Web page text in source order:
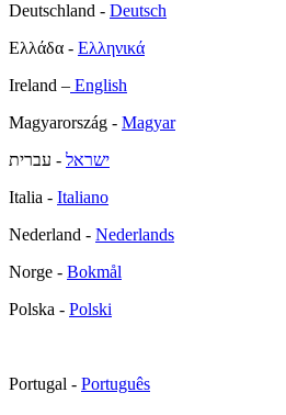
Deutschland - Deutsch
Ελλάδα - Ελληνικά
Ireland – English
Magyarország - Magyar
ישראל - עברית
Italia - Italiano
Nederland - Nederlands
Norge - Bokmål
Polska - Polski
Portugal - Português